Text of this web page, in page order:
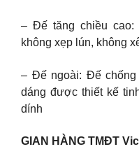
– Đế tăng chiều cao:
không xẹp lún, không
– Đế ngoài: Đế
dáng được thiết kế
dính
GIAN HÀNG TMĐT